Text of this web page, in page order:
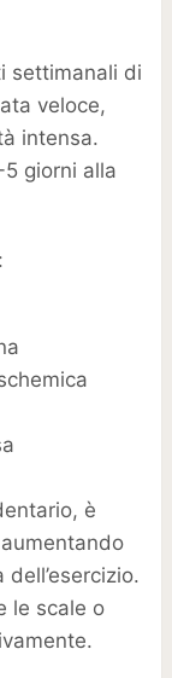
settimanali di
veloce,
intensa.
5 giorni alla
è
le scale o